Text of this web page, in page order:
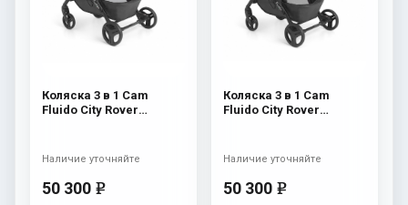
Коляска 3 в 1 Cam
Fluido City Rover
50 300 e
Наличие уточняйте
Коляска 3 в 1 Cam
Fluido City Rover
50 300 e
Наличие уточняйте